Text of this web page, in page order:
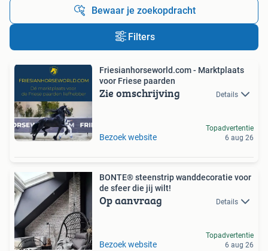
Bewaar je zoekopdracht
Filters
Friesianhorseworld.com - Marktplaats
voor Friese paarden
Zie omschrijving Details
Bezoek website
Topadvertentie
6 aug 26
BONTE® steenstrip wanddecoratie voor
de sfeer die jij wilt!
Op aanvraag Details
Bezoek website
Topadvertentie
6 aug 26